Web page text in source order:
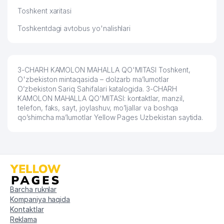
Toshkent xaritasi
Toshkentdagi avtobus yo'nalishlari
3-CHARH KAMOLON MAHALLA QO'MITASI Toshkent,
O'zbekiston mintaqasida – dolzarb ma’lumotlar
O’zbekiston Sariq Sahifalari katalogida. 3-CHARH
KAMOLON MAHALLA QO'MITASI: kontaktlar, manzil,
telefon, faks, sayt, joylashuv, mo’ljallar va boshqa
qo’shimcha ma’lumotlar Yellow Pages Uzbekistan saytida.
Barcha ruknlar
Kompaniya haqida
Kontaktlar
Reklama